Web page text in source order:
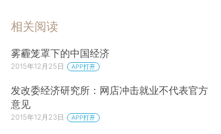
相关阅读
雾霾笼罩下的中国经济
2015年12月25日 APP打开
发改委经济研究所：网店冲击就业不代表官方
意见
2015年12月23日 APP打开